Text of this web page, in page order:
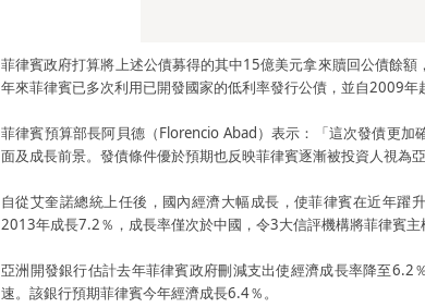
菲律賓政府打算將上述公債募得的其中15億美元拿來贖回公債餘額
年來菲律賓已多次利用已開發國家的低利率發行公債，並自2009年
菲律賓預算部長阿貝德（Florencio Abad）表示：「這次發債更加
面及成長前景。發債條件優於預期也反映菲律賓逐漸被投資人視為
自從艾奎諾總統上任後，國內經濟大幅成長，使菲律賓在近年躍
2013年成長7.2％，成長率僅次於中國，令3大信評機構將菲律賓主
亞洲開發銀行估計去年菲律賓政府刪減支出使經濟成長率降至6.2
速。該銀行預期菲律賓今年經濟成長6.4％。